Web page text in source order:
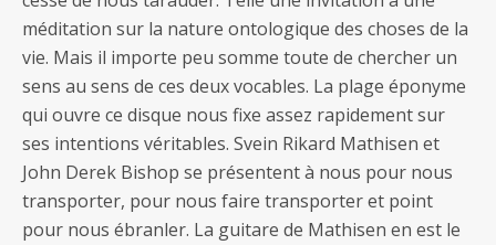
méditation sur la nature ontologique des choses de la
vie. Mais il importe peu somme toute de chercher un
sens au sens de ces deux vocables. La plage éponyme
qui ouvre ce disque nous fixe assez rapidement sur
ses intentions véritables. Svein Rikard Mathisen et
John Derek Bishop se présentent à nous pour nous
transporter, pour nous faire transporter et point
pour nous ébranler. La guitare de Mathisen en est le